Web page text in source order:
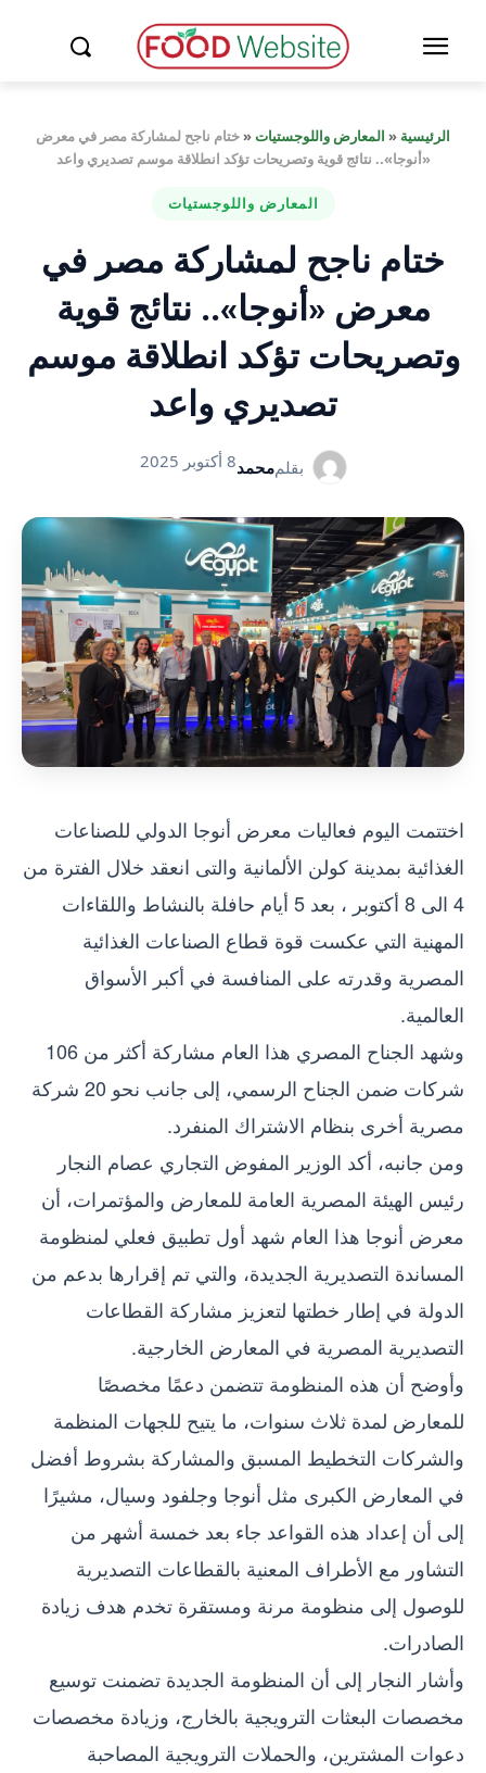
الرئيسية « المعارض واللوجستيات«ختام ناجح لمشاركة مصر في معرض
«أنوجا».. نتائج قوية وتصريحات تؤكد انطلاقة موسم تصديري واعد
المعارض واللوجستيات
ختام ناجح لمشاركة مصر في
معرض «أنوجا».. نتائج قوية
وتصريحات تؤكد انطلاقة موسم
تصديري واعد
بقلممحمد8 أكتوبر 2025
اختتمت اليوم فعاليات معرض أنوجا الدولي للصناعات
الغذائية بمدينة كولن الألمانية والتى انعقد خلال الفترة من
4 الى 8 أكتوبر ، بعد 5 أيام حافلة بالنشاط واللقاءات
المهنية التي عكست قوة قطاع الصناعات الغذائية
المصرية وقدرته على المنافسة في أكبر الأسواق
العالمية.
وشهد الجناح المصري هذا العام مشاركة أكثر من 106
شركات ضمن الجناح الرسمي، إلى جانب نحو 20 شركة
مصرية أخرى بنظام الاشتراك المنفرد.
ومن جانبه، أكد الوزير المفوض التجاري عصام النجار
رئيس الهيئة المصرية العامة للمعارض والمؤتمرات، أن
معرض أنوجا هذا العام شهد أول تطبيق فعلي لمنظومة
المساندة التصديرية الجديدة، والتي تم إقرارها بدعم من
الدولة في إطار خطتها لتعزيز مشاركة القطاعات
التصديرية المصرية في المعارض الخارجية.
وأوضح أن هذه المنظومة تتضمن دعمًا مخصصًا
للمعارض لمدة ثلاث سنوات، ما يتيح للجهات المنظمة
والشركات التخطيط المسبق والمشاركة بشروط أفضل
في المعارض الكبرى مثل أنوجا وجلفود وسيال، مشيرًا
إلى أن إعداد هذه القواعد جاء بعد خمسة أشهر من
التشاور مع الأطراف المعنية بالقطاعات التصديرية
للوصول إلى منظومة مرنة ومستقرة تخدم هدف زيادة
الصادرات.
وأشار النجار إلى أن المنظومة الجديدة تضمنت توسيع
مخصصات البعثات الترويجية بالخارج، وزيادة مخصصات
دعوات المشترين، والحملات الترويجية المصاحبة